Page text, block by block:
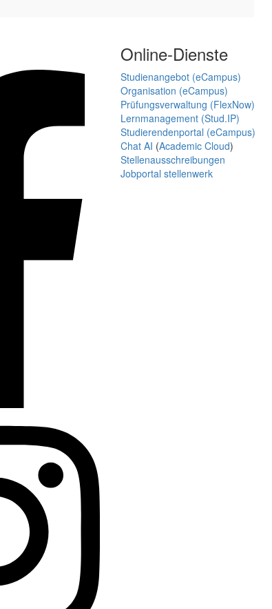
Online-Dienste
Studienangebot (eCampus)
Organisation (eCampus)
Prüfungsverwaltung (FlexNow)
Lernmanagement (Stud.IP)
Studierendenportal (eCampus)
Chat AI (Academic Cloud)
Stellenausschreibungen
Jobportal stellenwerk